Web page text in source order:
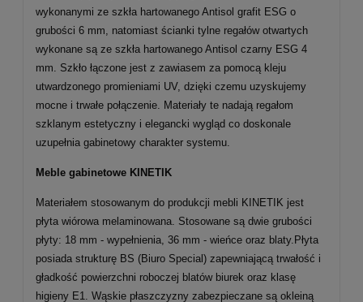
wykonanymi ze szkła hartowanego Antisol grafit ESG o
grubości 6 mm, natomiast ścianki tylne regałów otwartych
wykonane są ze szkła hartowanego Antisol czarny ESG 4
mm. Szkło łączone jest z zawiasem za pomocą kleju
utwardzonego promieniami UV, dzięki czemu uzyskujemy
mocne i trwałe połączenie. Materiały te nadają regałom
szklanym estetyczny i elegancki wygląd co doskonale
uzupełnia gabinetowy charakter systemu.
Meble gabinetowe KINETIK
Materiałem stosowanym do produkcji mebli KINETIK jest
płyta wiórowa melaminowana. Stosowane są dwie grubości
płyty: 18 mm - wypełnienia, 36 mm - wieńce oraz blaty.Płyta
posiada strukturę BS (Biuro Special) zapewniającą trwałość i
gładkość powierzchni roboczej blatów biurek oraz klasę
higieny E1. Wąskie płaszczyzny zabezpieczane są okleiną